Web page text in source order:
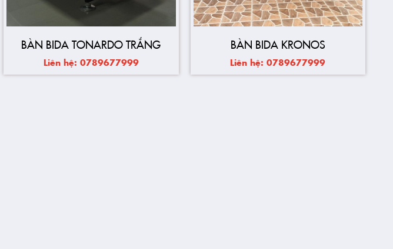
BÀN BIDA TONARDO TRẮNG
Liên hệ: 0789677999
BÀN BIDA KRONOS
Liên hệ: 0789677999